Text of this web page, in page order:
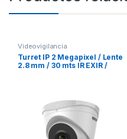
Videovigilancia
Turret IP 2 Megapixel / Lente
2.8 mm / 30 mts IR EXIR /